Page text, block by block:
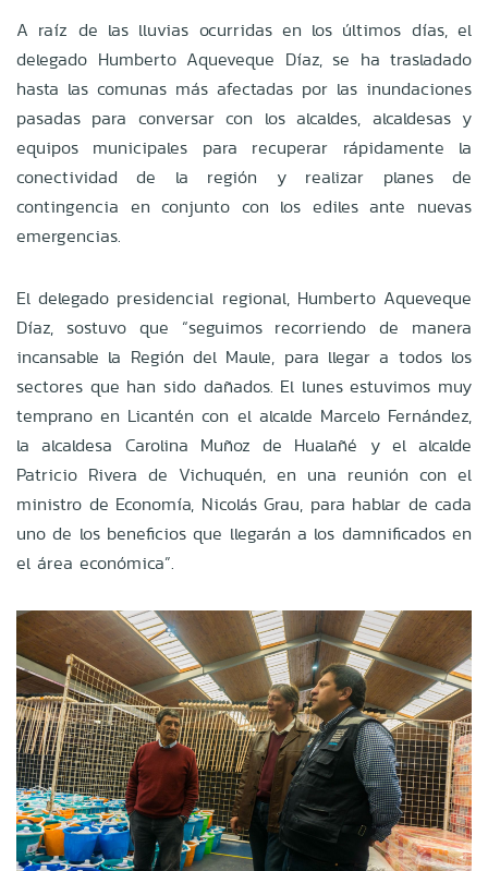
A raíz de las lluvias ocurridas en los últimos días, el
delegado Humberto Aqueveque Díaz, se ha trasladado
hasta las comunas más afectadas por las inundaciones
pasadas para conversar con los alcaldes, alcaldesas y
equipos municipales para recuperar rápidamente la
conectividad de la región y realizar planes de
contingencia en conjunto con los ediles ante nuevas
emergencias.
El delegado presidencial regional, Humberto Aqueveque
Díaz, sostuvo que “seguimos recorriendo de manera
incansable la Región del Maule, para llegar a todos los
sectores que han sido dañados. El lunes estuvimos muy
temprano en Licantén con el alcalde Marcelo Fernández,
la alcaldesa Carolina Muñoz de Hualañé y el alcalde
Patricio Rivera de Vichuquén, en una reunión con el
ministro de Economía, Nicolás Grau, para hablar de cada
uno de los beneficios que llegarán a los damnificados en
el área económica”.